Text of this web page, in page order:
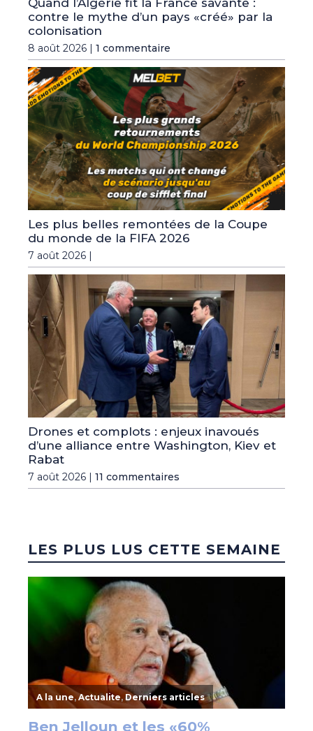
Quand l’Algérie fit la France savante :
contre le mythe d’un pays «créé» par la
colonisation
8 août 2026 | 1 commentaire
Les plus belles remontées de la Coupe
du monde de la FIFA 2026
7 août 2026 |
Drones et complots : enjeux inavoués
d’une alliance entre Washington, Kiev et
Rabat
7 août 2026 | 11 commentaires
LES PLUS LUS CETTE SEMAINE